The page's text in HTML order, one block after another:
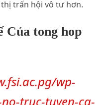
trấn hội vô tư hơn.
Của tong hop
wp-
truc-tuyen-ca-